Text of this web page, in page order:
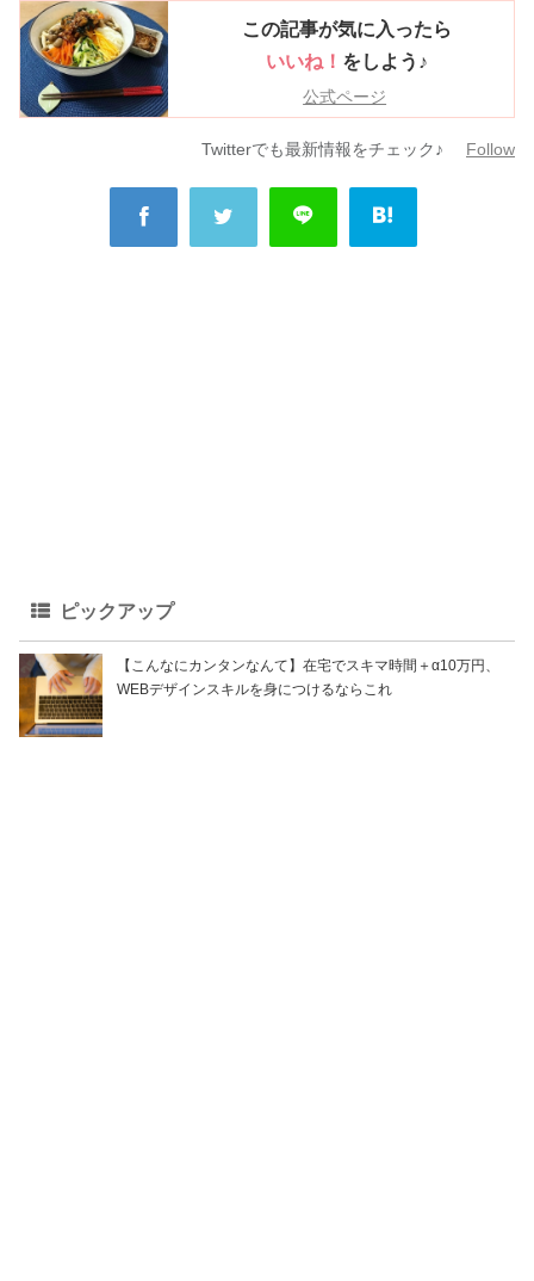
この記事が気に入ったら
いいね！ をしよう♪
公式ページ
Twitterでも最新情報をチェック♪ Follow
ピックアップ
【こんなにカンタンなんて】在宅でスキマ時間＋α10万円、
WEBデザインスキルを身につけるならこれ